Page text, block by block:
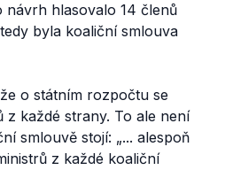
návrh hlasovalo 14 členů
byla koaliční smlouva
o státním rozpočtu se
z každé strany. To ale není
smlouvě stojí: „... alespoň
z každé koaliční